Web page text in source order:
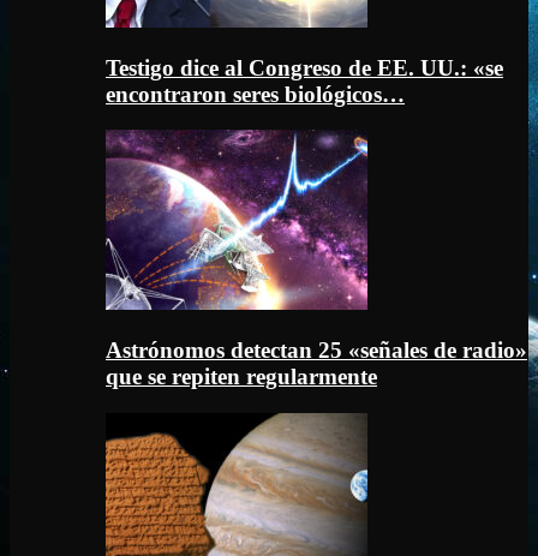
Testigo dice al Congreso de EE. UU.: «se
encontraron seres biológicos…
Astrónomos detectan 25 «señales de radio»
que se repiten regularmente